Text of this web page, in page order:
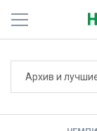
Архив и